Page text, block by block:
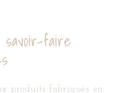
faire
produits fabriqués en